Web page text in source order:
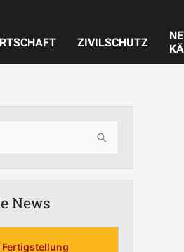
ZIVILSCHUTZ
News
Fertigstellung